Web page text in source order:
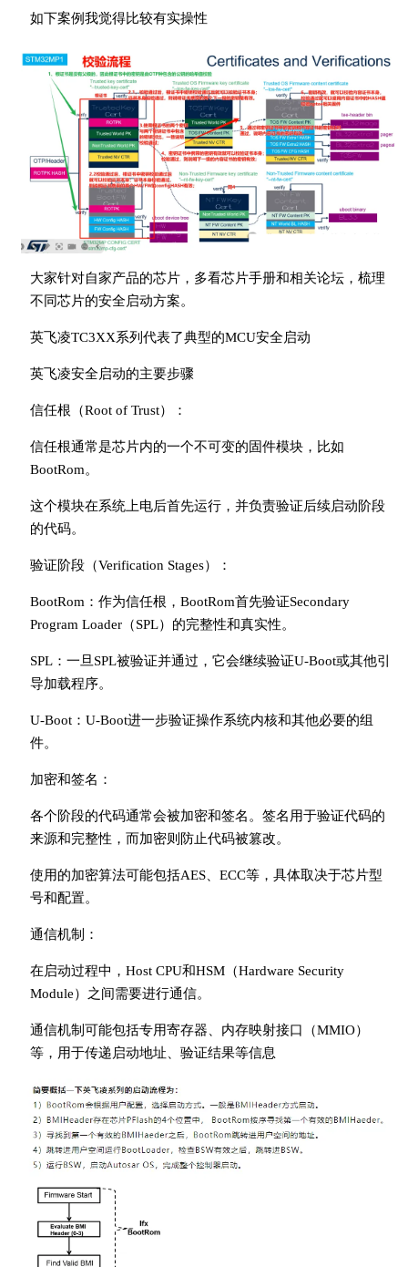
如下案例我觉得比较有实操性
大家针对自家产品的芯片，多看芯片手册和相关论坛，梳理
不同芯片的安全启动方案。
英飞凌TC3XX系列代表了典型的MCU安全启动
英飞凌安全启动的主要步骤
信任根（Root of Trust）：
信任根通常是芯片内的一个不可变的固件模块，比如
BootRom。
这个模块在系统上电后首先运行，并负责验证后续启动阶段
的代码。
验证阶段（Verification Stages）：
BootRom：作为信任根，BootRom首先验证Secondary
Program Loader（SPL）的完整性和真实性。
SPL：一旦SPL被验证并通过，它会继续验证U-Boot或其他引
导加载程序。
U-Boot：U-Boot进一步验证操作系统内核和其他必要的组
件。
加密和签名：
各个阶段的代码通常会被加密和签名。签名用于验证代码的
来源和完整性，而加密则防止代码被篡改。
使用的加密算法可能包括AES、ECC等，具体取决于芯片型
号和配置。
通信机制：
在启动过程中，Host CPU和HSM（Hardware Security
Module）之间需要进行通信。
通信机制可能包括专用寄存器、内存映射接口（MMIO）
等，用于传递启动地址、验证结果等信息